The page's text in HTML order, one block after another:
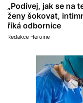
„Podívej, jak se na
ženy šokovat,
říká odbornice
Redakce Heroine